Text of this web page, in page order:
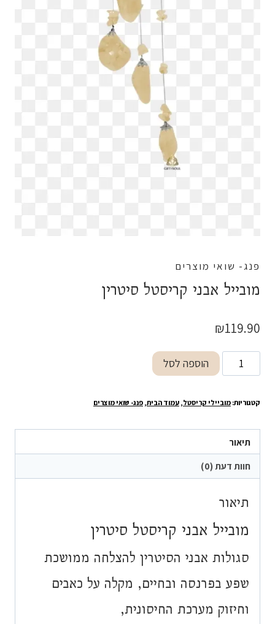
פנג- שואי מוצרים
מובייל אבני קריסטל סיטרין
₪119.90
כמות
של
אבני
סיטרין
הוספה לסל
קטגוריות: מוביילי קריסטל, עמוד הבית, פנג- שואי מוצרים
תיאור
חוות דעת (0)
תיאור
מובייל אבני קריסטל סיטרין
סגולות אבני הסיטרין להצלחה ממושכת
שפע בפרנסה ובחיים, מקלה על כאבים
וחיזוק מערכת החיסונית,